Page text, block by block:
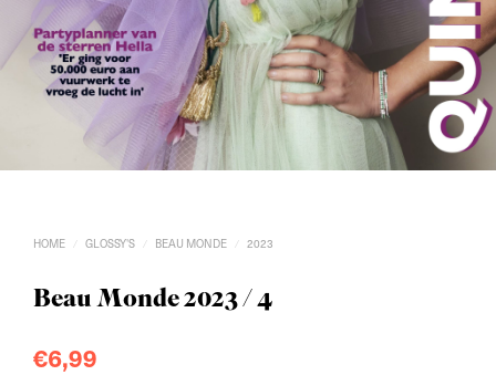
HOME / GLOSSY'S / BEAU MONDE / 2023
Beau Monde 2023 / 4
€6,99